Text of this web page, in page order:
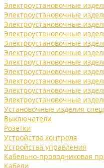
Электроустановочные
Электроустановочные
Электроустановочные
Электроустановочные
Электроустановочные
Электроустановочные
Электроустановочные
Электроустановочные
Электроустановочные
Электроустановочные
Электроустановочные
Установочные изделия
Выключатели
Розетки
Устройства контроля
Устройства управления
Кабельно-проводниковая
Кабели